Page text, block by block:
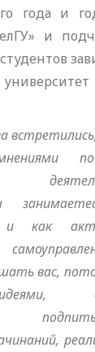
года и
и
и как
вас,